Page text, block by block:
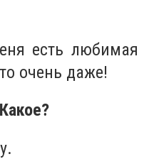
есть любимая
очень даже!